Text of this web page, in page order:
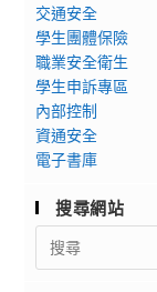
交通安全
學生團體保險
職業安全衛生
學生申訴專區
內部控制
資通安全
電子書庫
搜尋網站
Search
for: